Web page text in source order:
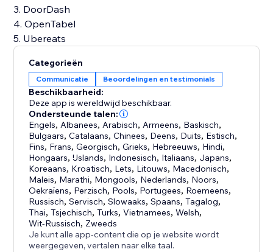
3. DoorDash
4. OpenTabel
5. Ubereats
Categorieën
Communicatie Beoordelingen en testimonials
Beschikbaarheid:
Deze app is wereldwijd beschikbaar.
Ondersteunde talen:
Engels, Albanees, Arabisch, Armeens, Baskisch,
Bulgaars,Catalaans,Chinees, Deens, Duits, Estisch,
Fins, Frans,Georgisch,Grieks, Hebreeuws, Hindi,
Hongaars,IJslands, Indonesisch, Italiaans, Japans,
Koreaans, Kroatisch, Lets, Litouws, Macedonisch,
Maleis, Marathi, Mongools, Nederlands, Noors,
Oekraïens, Perzisch, Pools, Portugees, Roemeens,
Russisch,Servisch,Slowaaks,Spaans,Tagalog,
Thai,Tsjechisch,Turks,Vietnamees,Welsh,
Wit-Russisch, Zweeds
Je kunt alle app-content die op je website wordt
weergegeven, vertalen naar elke taal.